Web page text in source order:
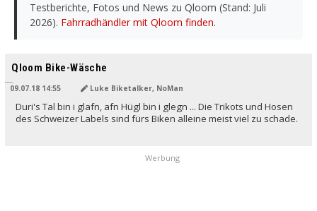
Testberichte, Fotos und News zu Qloom (Stand: Juli
2026). Fahrradhändler mit Qloom finden.
Qloom Bike-Wäsche
09.07.18 14:55 Luke Biketalker, NoMan
Duri's Tal bin i glafn, afn Hügl bin i glegn ... Die Trikots und Hosen
des Schweizer Labels sind fürs Biken alleine meist viel zu schade.
Werbung